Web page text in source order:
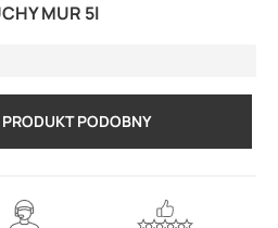
MUR 5l
PODOBNY